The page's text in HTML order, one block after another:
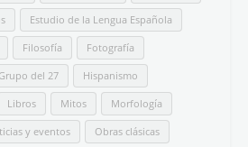
Estudio de la Lengua Española
Filosofía Fotografía
Grupo del 27 Hispanismo
Libros Mitos Morfología
y eventos Obras clásicas